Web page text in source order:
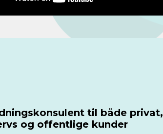
til både privat,
og offentlige kunder